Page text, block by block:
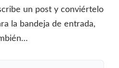
un post y conviértelo
la bandeja de entrada,